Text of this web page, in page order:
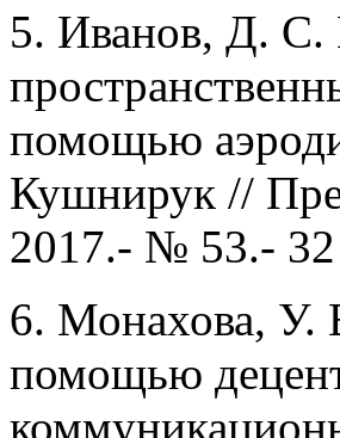
5. Иванов, Д. С.
помощью
Кушнирук //
2017.- № 53.- 32
6. Монахова, У.
помощью